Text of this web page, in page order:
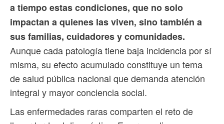
a tiempo estas condiciones, que no solo
impactan a quienes las viven, sino también a
sus familias, cuidadores y comunidades.
Aunque cada patología tiene baja incidencia por sí
misma, su efecto acumulado constituye un tema
de salud pública nacional que demanda atención
integral y mayor conciencia social.
Las enfermedades raras comparten el reto de